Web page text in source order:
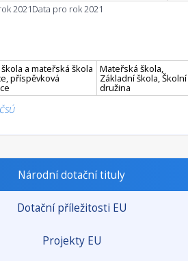
2021Data pro rok 2021
a mateřská škola
příspěvková
Mateřská škola,
Základní škola, Školní
družina
ČSÚ
Národní dotační tituly
Dotační příležitosti EU
Projekty EU